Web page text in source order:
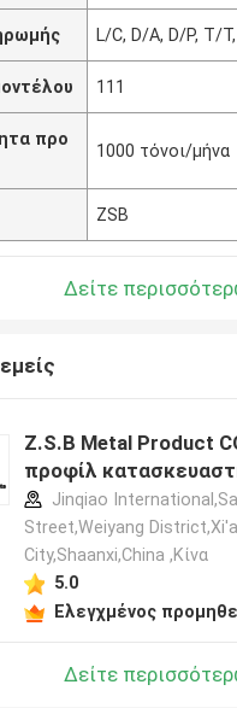
L/C, D/A, D/P, T/
111
προ
1000 τόνοι/μήνα
ZSB
Δείτε
Z.S.B Metal Product
προφίλ
Jinqiao
Street,Weiyang
City,Shaanxi,China ,Κίνα
5.0
Ελεγχμένος
Δείτε